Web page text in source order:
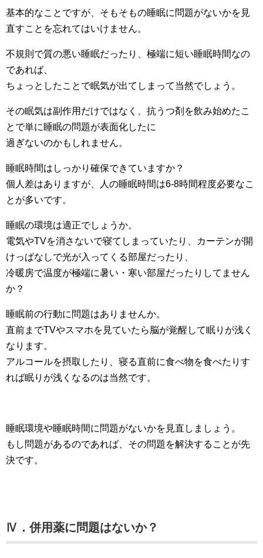
基本的なことですが、そもそもの睡眠に問題がないかを見
直すことを忘れてはいけません。
不規則で質の悪い睡眠だったり、極端に短い睡眠時間なの
であれば、
ちょっとしたことで眠気が出てしまって当然でしょう。
その眠気は副作用だけではなく、抗うつ剤を飲み始めたこ
とで単に睡眠の問題が表面化したに
過ぎないのかもしれません。
睡眠時間はしっかり確保できていますか？
個人差はありますが、人の睡眠時間は6-8時間程度必要なこ
とが多いです。
睡眠の環境は適正でしょうか。
電気やTVを消さないで寝てしまっていたり、カーテンが開
けっぱなしで光が入ってくる部屋だったり、
冷暖房で温度が極端に暑い・寒い部屋だったりしてません
か？
睡眠前の行動に問題はありませんか。
直前までTVやスマホを見ていたら脳が覚醒して眠りが浅く
なります。
アルコールを摂取したり、寝る直前に食べ物を食べたりす
れば眠りが浅くなるのは当然です。
睡眠環境や睡眠時間に問題がないかを見直しましょう。
もし問題があるのであれば、その問題を解決することが先
決です。
Ⅳ．併用薬に問題はないか？